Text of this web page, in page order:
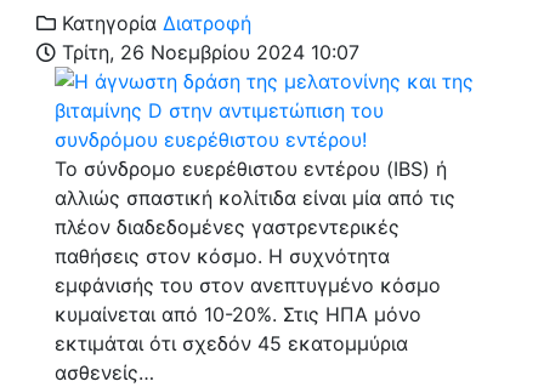
Κατηγορία Διατροφή
Τρίτη, 26 Νοεμβρίου 2024 10:07
Το σύνδρομο ευερέθιστου εντέρου (IBS) ή
αλλιώς σπαστική κολίτιδα είναι μία από τις
πλέον διαδεδομένες γαστρεντερικές
παθήσεις στον κόσμο. Η συχνότητα
εμφάνισής του στον ανεπτυγμένο κόσμο
κυμαίνεται από 10-20%. Στις ΗΠΑ μόνο
εκτιμάται ότι σχεδόν 45 εκατομμύρια
ασθενείς…